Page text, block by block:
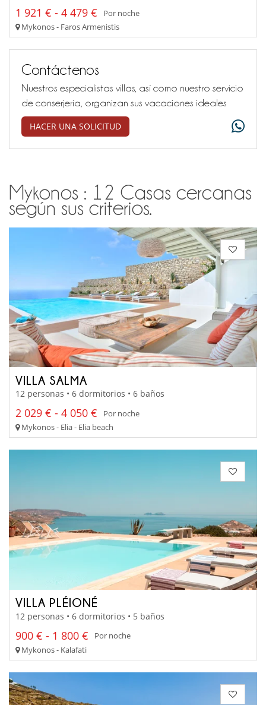
1 921 € - 4 479 €
Por noche
Mykonos - Faros Armenistis
Contáctenos
Nuestros especialistas villas, así como nuestro servicio
de conserjería, organizan sus vacaciones ideales
HACER UNA SOLICITUD
Mykonos : 12 Casas cercanas
según sus criterios.
VILLA SALMA
12 personas • 6 dormitorios • 6 baños
2 029 € - 4 050 €
Por noche
Mykonos - Elia - Elia beach
VILLA PLÉIONÉ
12 personas • 6 dormitorios • 5 baños
900 € - 1 800 €
Por noche
Mykonos - Kalafati